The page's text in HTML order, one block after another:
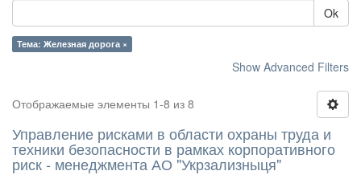
Ok
Тема: Железная дорога ×
Show Advanced Filters
Отображаемые элементы 1-8 из 8
Управление рисками в области охраны труда и
техники безопасности в рамках корпоративного
риск - менеджмента АО "Укрзализныця"